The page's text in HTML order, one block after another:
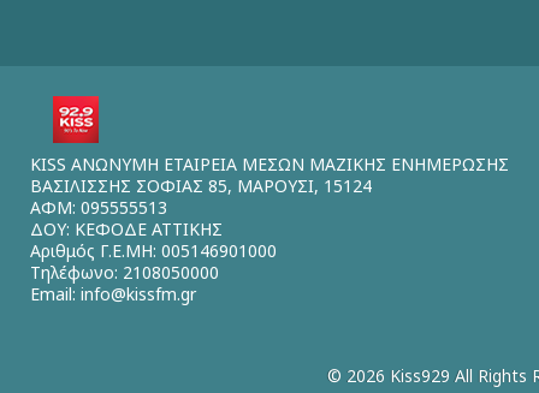
KISS ΑΝΩΝΥΜΗ ΕΤΑΙΡΕΙΑ ΜΕΣΩΝ ΜΑΖΙΚΗΣ ΕΝΗΜΕΡΩΣΗΣ
ΒΑΣΙΛΙΣΣΗΣ ΣΟΦΙΑΣ 85, ΜΑΡΟΥΣΙ, 15124
ΑΦΜ: 095555513
ΔΟΥ: ΚΕΦΟΔΕ ΑΤΤΙΚΗΣ
Αριθμός Γ.Ε.ΜΗ: 005146901000
Τηλέφωνο: 2108050000
Email: info@kissfm.gr
© 2026 Kiss929 All Rights